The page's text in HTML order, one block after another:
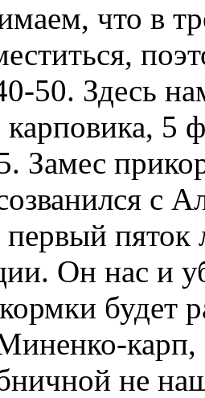
что в
50. Здесь
5
Замес
с
Он нас и
будет
не